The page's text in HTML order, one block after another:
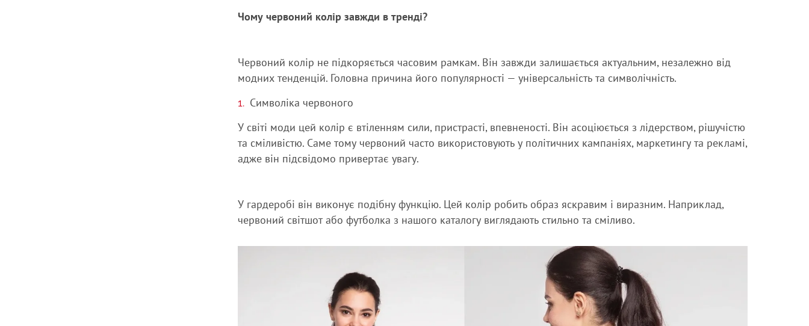
Чому червоний колір завжди в тренді?
Червоний колір не підкоряється часовим рамкам. Він завжди залишається актуальним, незалежно від
модних тенденцій. Головна причина його популярності — універсальність та символічність.
Символіка червоного
У світі моди цей колір є втіленням сили, пристрасті, впевненості. Він асоціюється з лідерством, рішучістю
та сміливістю. Саме тому червоний часто використовують у політичних кампаніях, маркетингу та рекламі,
адже він підсвідомо привертає увагу.
У гардеробі він виконує подібну функцію. Цей колір робить образ яскравим і виразним. Наприклад,
червоний світшот або футболка з нашого каталогу виглядають стильно та сміливо.